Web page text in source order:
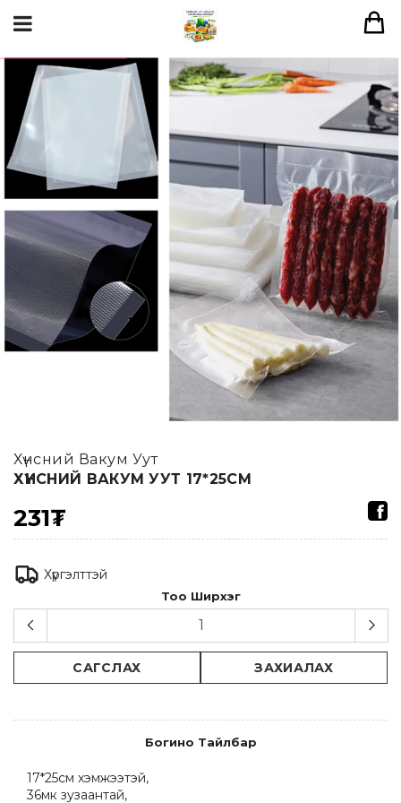
Хүнсний Вакум Уут
ХҮНСНИЙ ВАКУМ УУТ 17*25СМ
231₮
Хүргэлттэй
Тоо Ширхэг
САГСЛАХ ЗАХИАЛАХ
Богино Тайлбар
17*25см хэмжээтэй,
36мк зузаантай,